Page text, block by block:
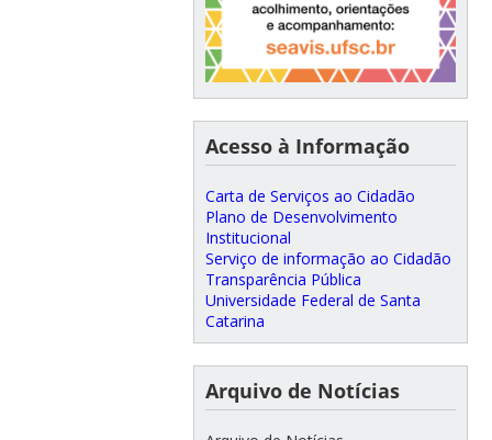
Acesso à Informação
Carta de Serviços ao Cidadão
Plano de Desenvolvimento
Institucional
Serviço de informação ao Cidadão
Transparência Pública
Universidade Federal de Santa
Catarina
Arquivo de Notícias